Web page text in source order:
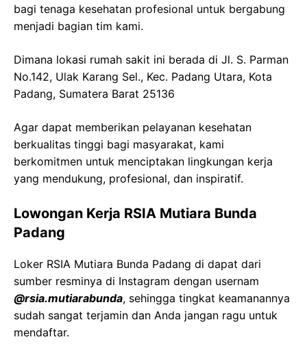
bagi tenaga kesehatan profesional untuk bergabung
menjadi bagian tim kami.
Dimana lokasi rumah sakit ini berada di Jl. S. Parman
No.142, Ulak Karang Sel., Kec. Padang Utara, Kota
Padang, Sumatera Barat 25136
Agar dapat memberikan pelayanan kesehatan
berkualitas tinggi bagi masyarakat, kami
berkomitmen untuk menciptakan lingkungan kerja
yang mendukung, profesional, dan inspiratif.
Lowongan Kerja RSIA Mutiara Bunda
Padang
Loker RSIA Mutiara Bunda Padang di dapat dari
sumber resminya di Instagram dengan usernam
@rsia.mutiarabunda, sehingga tingkat keamanannya
sudah sangat terjamin dan Anda jangan ragu untuk
mendaftar.